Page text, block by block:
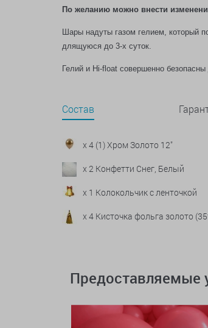
По желанию можно внести
Шары надуты газом гелием, который
длящуюся до 3-х суток.
Гелий и Hi-float совершенно
Состав
x 4 (1) Хром Золото 12"
x 2 Конфетти Снег, Белый
x 1 Колокольчик с ленточкой
x 4 Кисточка фольга золото
Предоставляемые